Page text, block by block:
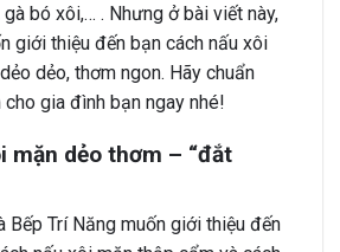
bó xôi,… . Nhưng ở bài viết này,
giới thiệu đến bạn cách nấu xôi
dẻo, thơm ngon. Hãy chuẩn
gia đình bạn ngay nhé!
mặn dẻo thơm – “đắt
Bếp Trí Năng muốn giới thiệu đến